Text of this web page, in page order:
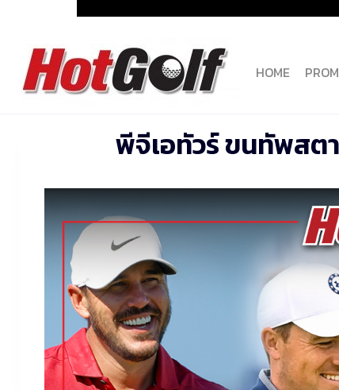
content
HOME
พีจีเอทัวร์ ขนทัพสต